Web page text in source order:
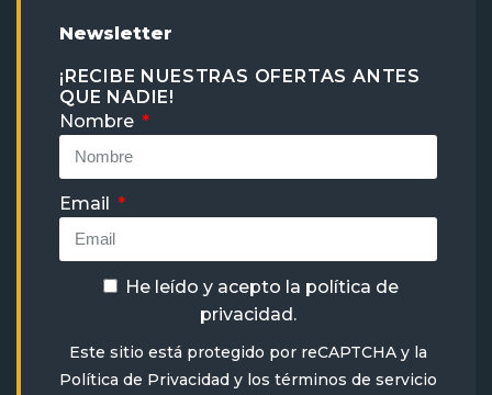
Newsletter
¡RECIBE NUESTRAS OFERTAS ANTES
QUE NADIE!
Nombre
Email
He leído y acepto la política de
privacidad.
Este sitio está protegido por reCAPTCHA y la
Política de Privacidad y los términos de servicio